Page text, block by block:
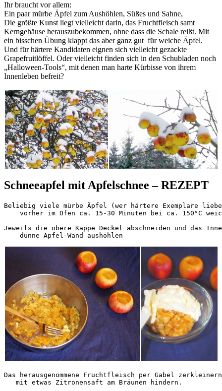
Ihr braucht vor allem:
Ein paar mürbe Äpfel zum Aushöhlen, Süßes und Sahne,
Die größte Kunst liegt vielleicht darin, das Fruchtfleisch samt
Kerngehäuse herauszubekommen, ohne dass die Schale reißt. Mit
ein bisschen Übung klappt das aber ganz gut für weiche Äpfel.
Und für härtere Kandidaten eignen sich vielleicht gezackte
Grapefruitlöffel. Oder vielleicht finden sich in den Schubladen noch
„Halloween-Tools“, mit denen man harte Kürbisse von ihrem
Innenleben befreit?
Schneeapfel mit Apfelschnee – REZEPT
Beliebig viele mürbe Äpfel (wer härtere Exemplare
vorher im Ofen ca. 15-30 Minuten bei ca. 150°C
Jeweils die obere Kappe Deckel abschneiden und das
    dünne Apfel-Wand aushöhlen
Das herausgenommene Fruchtfleisch per Gabel
mit etwas Zitronensaft am Bräunen hindern.